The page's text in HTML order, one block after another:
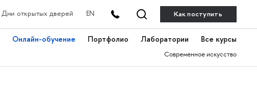
Дни открытых дверей EN Как поступить
Онлайн-обучение Портфолио Лаборатории Все курсы
Современное искусство